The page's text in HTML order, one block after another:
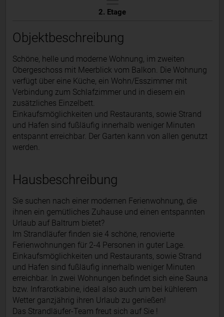
2. Etage
Objektbeschreibung
Schöne, helle und moderne Wohnung, im zweiten
Obergeschoss mit Meerblick vom Balkon. Die Wohnung
verfügt über eine Küche, ein Wohn/Esszimmer mit
Verbindung zum Schlafzimmer und in diesem ein
zusätzliches Einzelbett.
Einkaufsmöglichkeiten und Restaurants, sowie Strand
und Hafen sind fußläufig innerhalb weniger Minuten
entspannt erreichbar. Der Garten kann von allen genutzt
werden.
Hausbeschreibung
Sie suchen nach einer modernen Ferienwohnung, die
ihnen ein gemütliches Zuhause und einen entspannten
Urlaub auf Baltrum bietet?
Im Strandläufer finden sie 4 schöne, renovierte
Ferienwohnungen für 2-4 Personen in guter Lage.
Einkaufsmöglichkeiten und Restaurants, sowie Strand
und Hafen sind fußläufig innerhalb weniger Minuten
erreichbar. In zwei Wohnungen befindet sich eine Sauna
bzw. Infrarotkabine, ideal also auch um bei kühlerem
Wetter ganzjährig ihren Urlaub zu genießen!
Das Strandläufer-Team freut sich auf Sie !